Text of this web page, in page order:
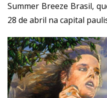
Summer Breeze Brasil,
28 de abril na capital